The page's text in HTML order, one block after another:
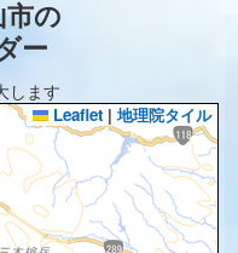
市の
ー
します
Leaflet | 地理院タイル